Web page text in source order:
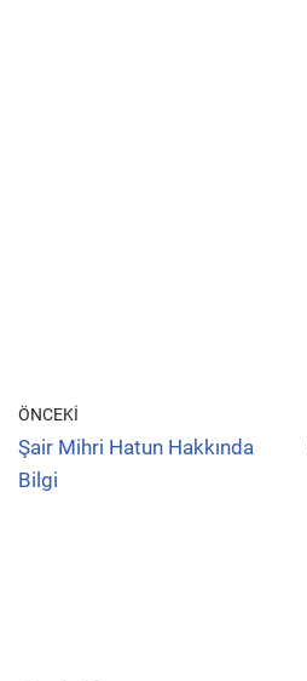
ÖNCEKI
Şair Mihri Hatun Hakkında
Bilgi